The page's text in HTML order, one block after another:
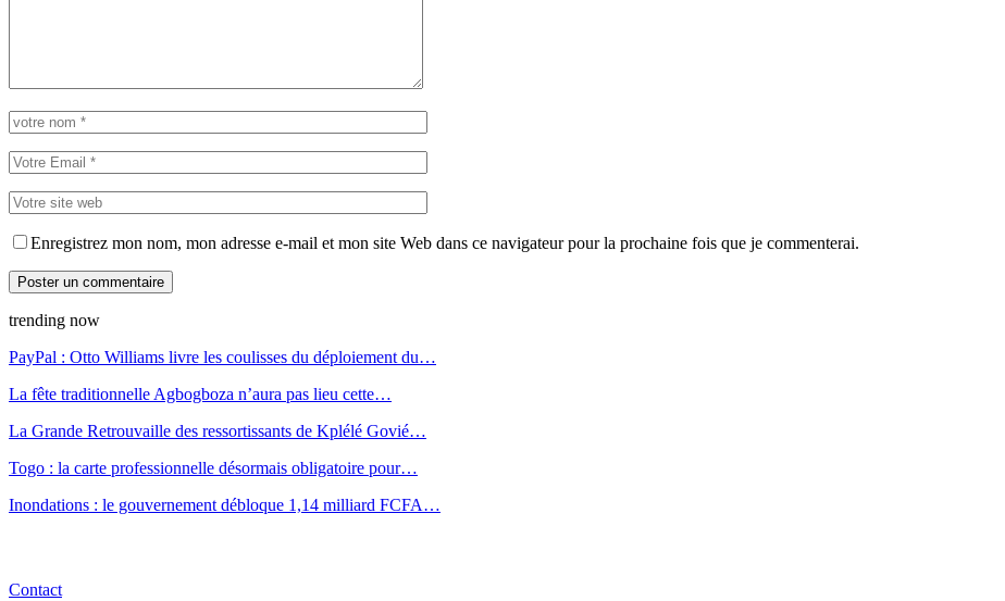
Enregistrez mon nom, mon adresse e-mail et mon site Web dans ce navigateur pour la prochaine fois que je commenterai.
trending now
PayPal : Otto Williams livre les coulisses du déploiement du…
La fête traditionnelle Agbogboza n’aura pas lieu cette…
La Grande Retrouvaille des ressortissants de Kplélé Govié…
Togo : la carte professionnelle désormais obligatoire pour…
Inondations : le gouvernement débloque 1,14 milliard FCFA…
Contact